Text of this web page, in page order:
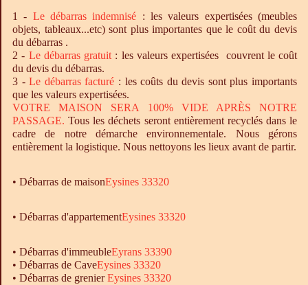
1 - Ledébarras indemnisé : les valeurs expertisées (meubles
objets, tableaux...etc) sont plus importantes que le coût du devis
du débarras .
2 - Le débarrasgratuit : les valeurs expertisées couvrent le coût
du devis du débarras.
3 -Le débarrasfacturé : les coûts du devis sont plus importants
que les valeurs expertisées.
VOTRE MAISON SERA 100% VIDE APRÈS NOTRE
PASSAGE. Tous les déchets seront entièrement recyclés dans le
cadre de notre démarche environnementale. Nous gérons
entièrement la logistique. Nous nettoyons les lieux avant de partir.
• Débarras de maisonEysines 33320
• Débarras d'appartementEysines 33320
• Débarras d'immeubleEyrans 33390
• Débarras de CaveEysines 33320
• Débarras de grenierEysines 33320